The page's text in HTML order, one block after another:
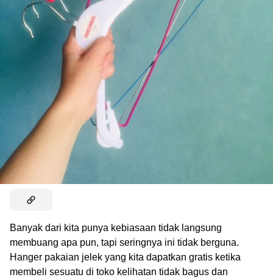
Banyak dari kita punya kebiasaan tidak langsung
membuang apa pun, tapi seringnya ini tidak berguna.
Hanger pakaian jelek yang kita dapatkan gratis ketika
membeli sesuatu di toko kelihatan tidak bagus dan